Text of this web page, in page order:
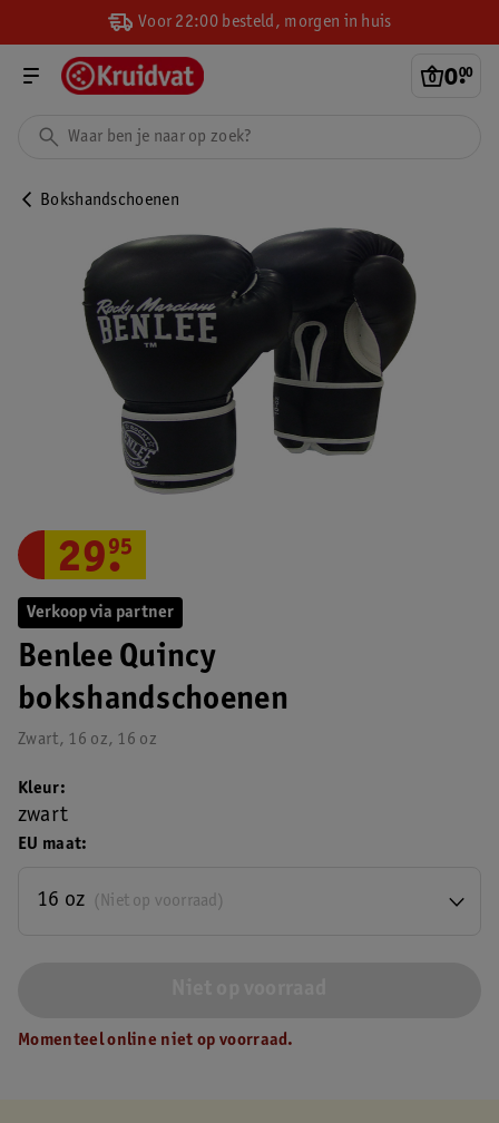
Voor 22:00 besteld, morgen in huis
0.
00
Bokshandschoenen
Verkoop via partner
Benlee Quincy
bokshandschoenen
Zwart, 16 oz, 16 oz
29.
95
EU maat
(Niet op voorraad)
16 oz
Kleur
zwart
Momenteel online niet op voorraad.